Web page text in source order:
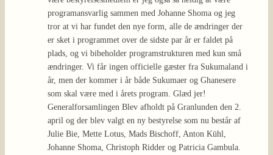
programansvarlig sammen med Johanne Shoma og jeg
tror at vi har fundet den nye form, alle de ændringer der
er sket i programmet over de sidste par år er faldet på
plads, og vi bibeholder programstrukturen med kun små
ændringer. Vi får ingen officielle gæster fra Sukumaland i
år, men der kommer i år både Sukumaer og Ghanesere
som skal være med i årets program. Glæd jer!
Generalforsamlingen Blev afholdt på Granlunden den 2.
april og der blev valgt en ny bestyrelse som nu består af
Julie Bie, Mette Lotus, Mads Bischoff, Anton Kühl,
Johanne Shoma, Christoph Ridder og Patricia Gambula.